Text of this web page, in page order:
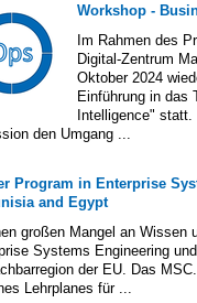
Workshop -
Im Rahmen des
Digital-Zentrum
Oktober 2024
Einführung in das
Intelligence"
den Umgang ...
Program in Enterprise
and Egypt
großen Mangel an Wissen
Systems Engineering
der EU. Das
Lehrplanes für ...